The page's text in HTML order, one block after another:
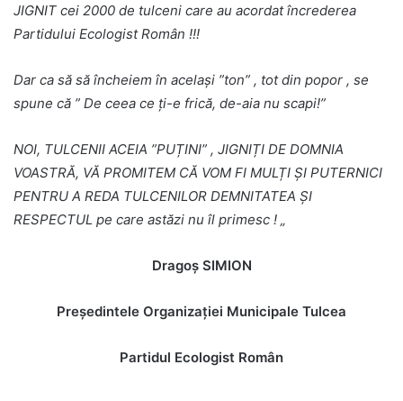
JIGNIT cei 2000 de tulceni care au acordat încrederea
Partidului Ecologist Român !!!
Dar ca să să încheiem în același ”ton” , tot din popor , se
spune că ” De ceea ce ți-e frică, de-aia nu scapi!”
NOI, TULCENII ACEIA ”PUȚINI” , JIGNIȚI DE DOMNIA
VOASTRĂ, VĂ PROMITEM CĂ VOM FI MULȚI ȘI PUTERNICI
PENTRU A REDA TULCENILOR DEMNITATEA ȘI
RESPECTUL pe care astăzi nu îl primesc ! „
Dragoș SIMION
Președintele Organizației Municipale Tulcea
Partidul Ecologist Român